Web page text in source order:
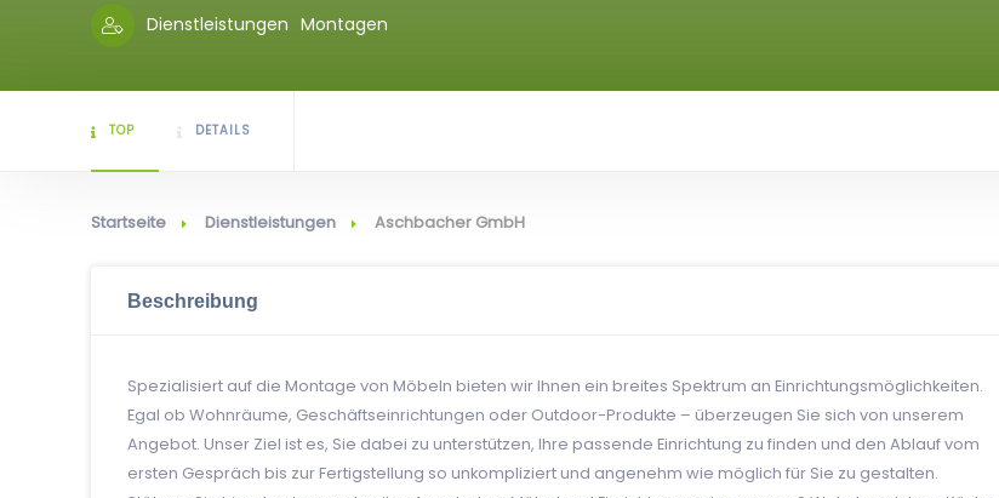
Dienstleistungen Montagen
TOP DETAILS
Startseite Dienstleistungen Aschbacher GmbH
Beschreibung
Spezialisiert auf die Montage von Möbeln bieten wir Ihnen ein breites Spektrum an Einrichtungsmöglichkeiten.
Egal ob Wohnräume, Geschäftseinrichtungen oder Outdoor-Produkte – überzeugen Sie sich von unserem
Angebot. Unser Ziel ist es, Sie dabei zu unterstützen, Ihre passende Einrichtung zu finden und den Ablauf vom
ersten Gespräch bis zur Fertigstellung so unkompliziert und angenehm wie möglich für Sie zu gestalten.